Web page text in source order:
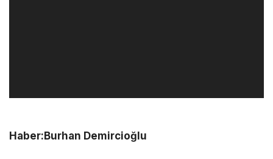
Haber:Burhan Demircioğlu